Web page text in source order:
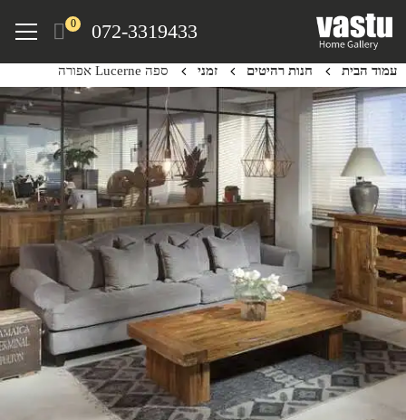
content
072-3319433
0
Menu
עמוד הבית חנות רהיטים זמני ספה Lucerne אפורה